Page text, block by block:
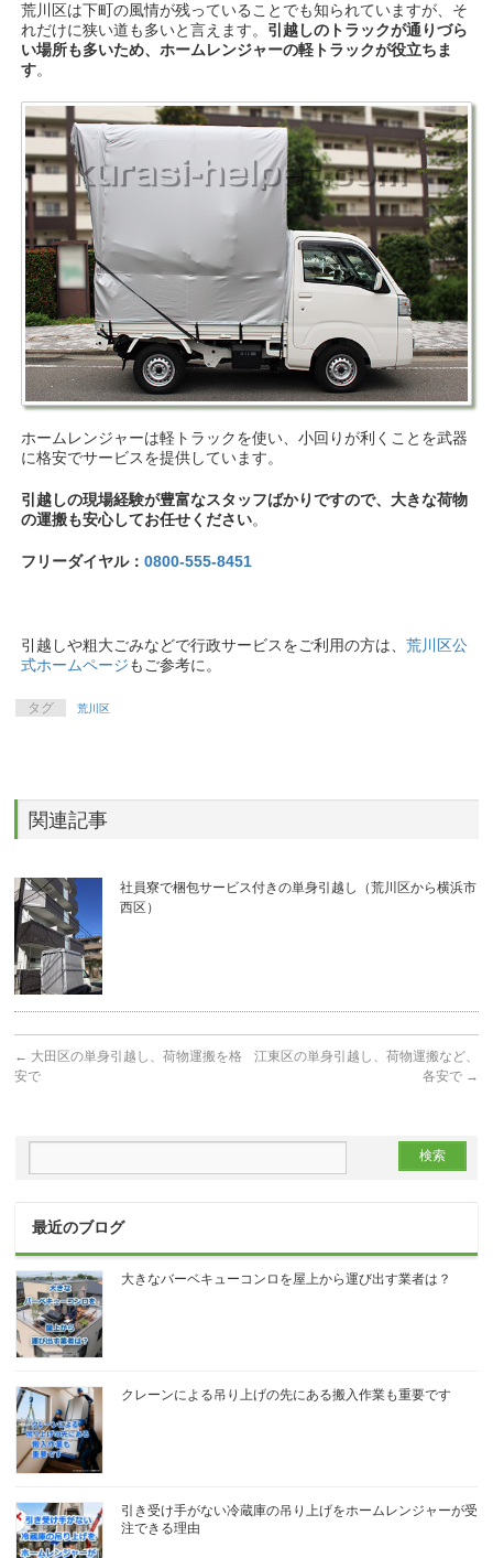
荒川区は下町の風情が残っていることでも知られていますが、そ
れだけに狭い道も多いと言えます。 引越しのトラックが通りづら
い場所も多いため、ホームレンジャーの軽トラックが役立ちま
す。
ホームレンジャーは軽トラックを使い、小回りが利くことを武器
に格安でサービスを提供しています。
引越しの現場経験が豊富なスタッフばかりですので、大きな荷物
の運搬も安心してお任せください。
フリーダイヤル：0800-555-8451
引越しや粗大ごみなどで行政サービスをご利用の方は、荒川区公
式ホームページもご参考に。
タグ 荒川区
関連記事
社員寮で梱包サービス付きの単身引越し（荒川区から横浜市
西区）
← 大田区の単身引越し、荷物運搬を格
安で
江東区の単身引越し、荷物運搬など、
各安で →
最近のブログ
大きなバーベキューコンロを屋上から運び出す業者は？
クレーンによる吊り上げの先にある搬入作業も重要です
引き受け手がない冷蔵庫の吊り上げをホームレンジャーが受
注できる理由